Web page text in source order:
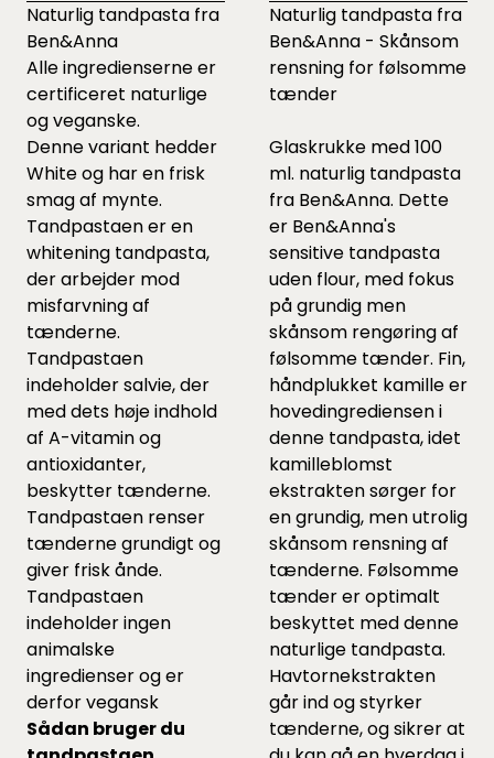
Naturlig tandpasta fra
Ben&Anna
Alle ingredienserne er
certificeret naturlige
og veganske.
Denne variant hedder
White og har en frisk
smag af mynte.
Tandpastaen er en
whitening tandpasta,
der arbejder mod
misfarvning af
tænderne.
Tandpastaen
indeholder salvie, der
med dets høje indhold
af A-vitamin og
antioxidanter,
beskytter tænderne.
Tandpastaen renser
tænderne grundigt og
giver frisk ånde.
Tandpastaen
indeholder ingen
animalske
ingredienser og er
derfor vegansk
Sådan bruger du
Naturlig tandpasta fra
Ben&Anna - Skånsom
rensning for følsomme
tænder
Glaskrukke med 100
ml. naturlig tandpasta
fra Ben&Anna. Dette
er Ben&Anna's
sensitive tandpasta
uden flour, med fokus
på grundig men
skånsom rengøring af
følsomme tænder. Fin,
håndplukket kamille er
hovedingrediensen i
denne tandpasta, idet
kamilleblomst
ekstrakten sørger for
en grundig, men utrolig
skånsom rensning af
tænderne. Følsomme
tænder er optimalt
beskyttet med denne
naturlige tandpasta.
Havtornekstrakten
går ind og styrker
tænderne, og sikrer at